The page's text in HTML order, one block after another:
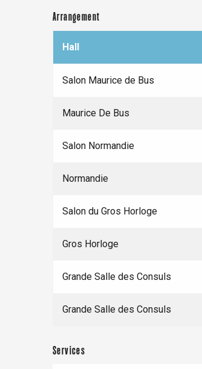
Clères
Valery-en-Caux
Rouen
Arrangement
Hall
Salon Maurice de Bus
Maurice De Bus
Salon Normandie
Normandie
Salon du Gros Horloge
Gros Horloge
Grande Salle des Consuls
Grande Salle des Consuls
Services